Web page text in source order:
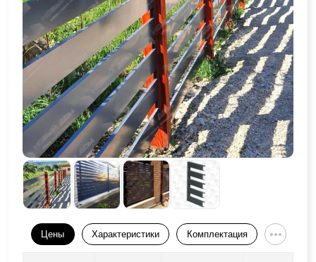
Цены Характеристики Комплектация